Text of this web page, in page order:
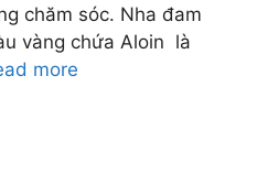
chăm sóc. Nha đam
vàng chứa Aloin là
more